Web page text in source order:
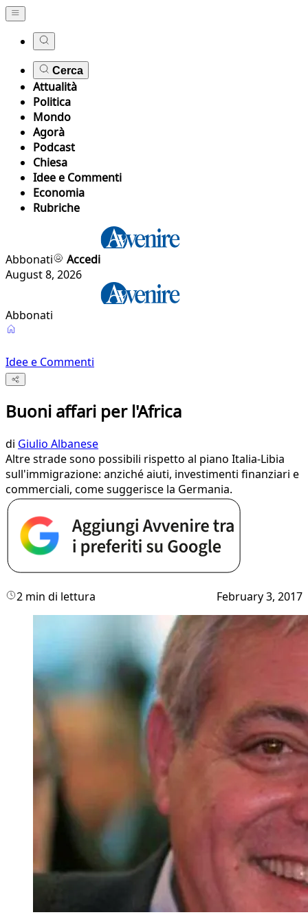
Cerca
Attualità
Politica
Mondo
Agorà
Podcast
Chiesa
Idee e Commenti
Economia
Rubriche
Abbonati
Accedi
August 8, 2026
Abbonati
Idee e Commenti
Buoni affari per l'Africa
di Giulio Albanese
Altre strade sono possibili rispetto al piano Italia-Libia
sull'immigrazione: anziché aiuti, investimenti finanziari e
commerciali, come suggerisce la Germania.
2 min di lettura February 3, 2017